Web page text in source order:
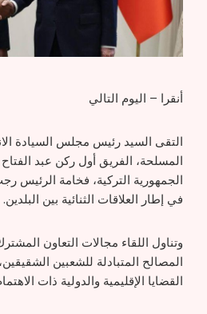
أنقرا – اليوم التالي
التقى السيد رئيس مجلس السيادة
المسلحة، الفريق أول ركن عبد
الجمهورية التركية، فخامة الرئيس
في إطار العلاقات الثنائية بين البلدين.
وتناول اللقاء مجالات التعاون
المصالح المتبادلة للشعبين
القضايا الإقليمية والدولية ذات